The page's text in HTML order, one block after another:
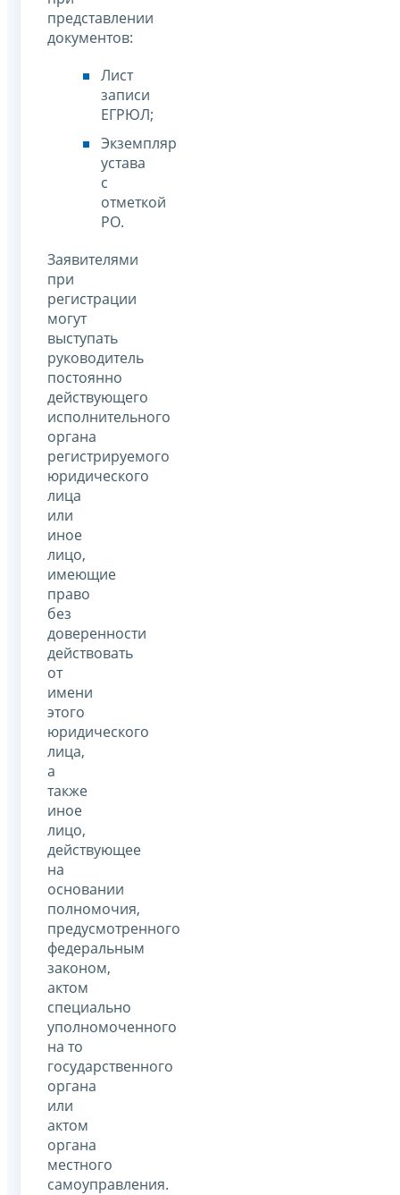
представлении
документов:
Лист
записи
ЕГРЮЛ;
Экземпляр
устава
с
отметкой
РО.
Заявителями
при
регистрации
могут
выступать
руководитель
постоянно
действующего
исполнительного
органа
регистрируемого
юридического
лица
или
иное
лицо,
имеющие
право
без
доверенности
действовать
от
имени
этого
юридического
лица,
а
также
иное
лицо,
действующее
на
основании
полномочия,
предусмотренного
федеральным
законом,
актом
специально
уполномоченного
на то
государственного
органа
или
актом
органа
местного
самоуправления.